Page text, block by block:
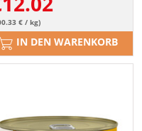
€ / kg)
IN DEN WARENKORB